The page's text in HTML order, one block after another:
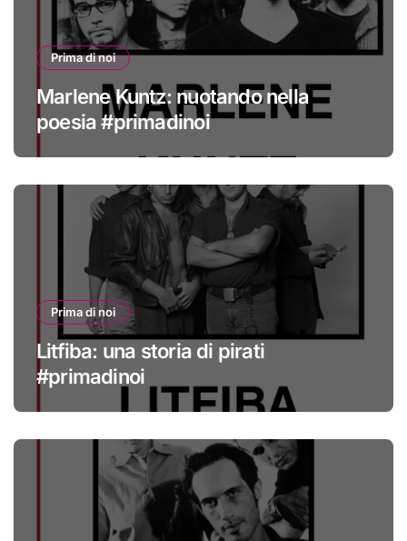
Prima di noi
Marlene Kuntz: nuotando nella
poesia #primadinoi
Prima di noi
Litfiba: una storia di pirati
#primadinoi